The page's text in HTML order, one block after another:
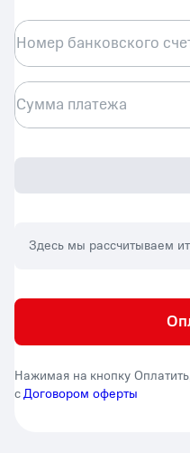
Номер банковского
Сумма платежа
Здесь мы рассчитываем
Нажимая на кнопку
сДоговором оферты